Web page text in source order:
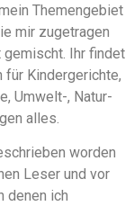
Themengebiet
mir zugetragen
Ihr findet
für Kindergerichte,
Umwelt-, Natur-
alles.
worden
Leser und vor
denen ich